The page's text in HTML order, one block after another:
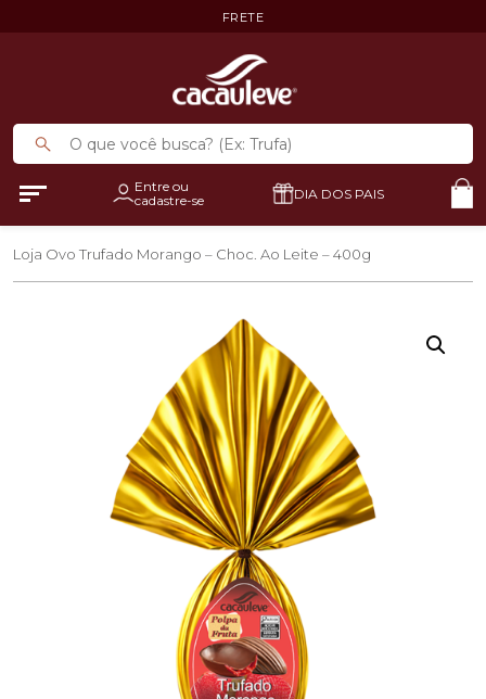
FRETE
Entre ou
cadastre-se
DIA DOS PAIS
Loja Ovo Trufado Morango – Choc. Ao Leite – 400g